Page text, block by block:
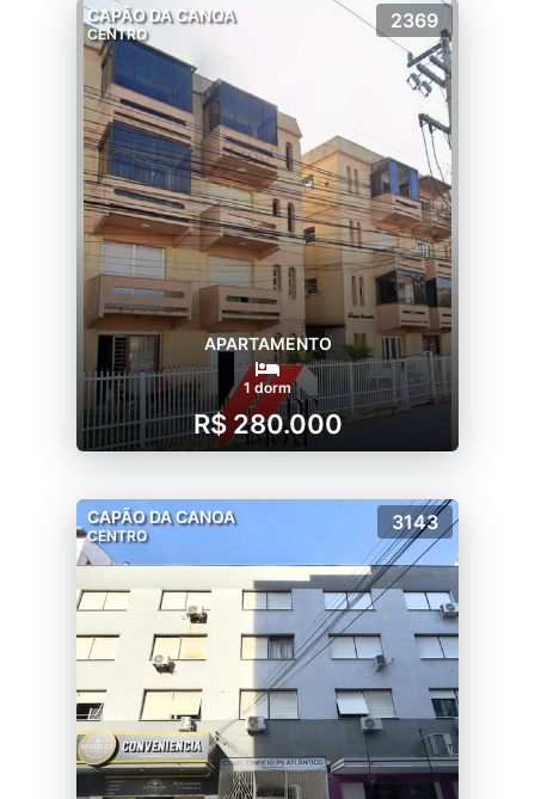
CAPÃO DA CANOA
CENTRO
2369
APARTAMENTO
1 dorm
R$ 280.000
CAPÃO DA CANOA
CENTRO
3143